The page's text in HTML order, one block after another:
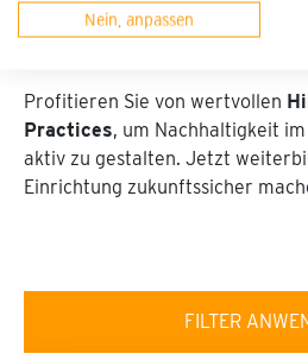
Nein, anpassen
Nachhaltigkeitsmaßnahmen
Vorteile erzielen.
Profitieren Sie von wertvollen
Practices, um Nachhaltigkeit
aktiv zu gestalten. Jetzt
Einrichtung zukunftssicher